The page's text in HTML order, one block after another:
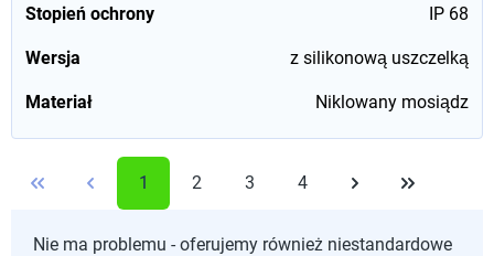
Stopień ochrony IP 68
Wersja z silikonową uszczelką
Materiał Niklowany mosiądz
1 2 3 4
Nie ma problemu - oferujemy również niestandardowe